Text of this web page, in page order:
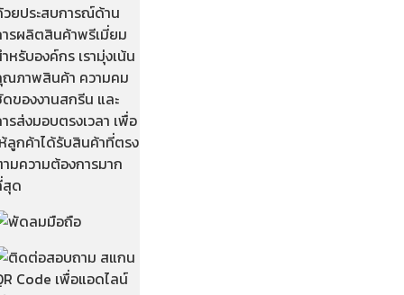
ยประสบการณ์ด้าน
รผลิตสินค้าพรีเมี่ยม
หรับองค์กร เรามุ่งเน้น
ภาพสินค้า ความคม
ของงานสกรีน และ
รส่งมอบตรงเวลา เพื่อ
ลูกค้าได้รับสินค้าที่ตรง
มความต้องการมาก
ด